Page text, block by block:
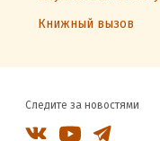
Книжный вызов
Следите за новостями